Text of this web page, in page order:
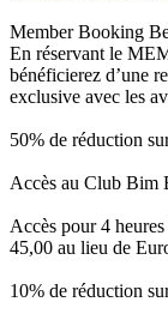
Member Booking
En réservant le
bénéficierez d’une
exclusive avec les
50% de réduction
Accès au Club Bim
Accès pour 4
45,00 au lieu de
10% de réduction